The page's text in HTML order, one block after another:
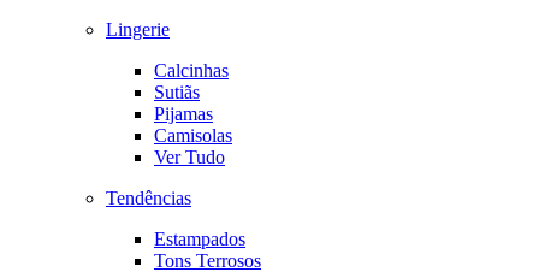
Lingerie
Calcinhas
Sutiãs
Pijamas
Camisolas
Ver Tudo
Tendências
Estampados
Tons Terrosos